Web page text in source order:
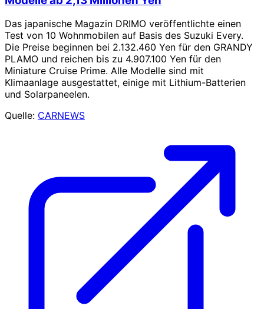
Das japanische Magazin DRIMO veröffentlichte einen
Test von 10 Wohnmobilen auf Basis des Suzuki Every.
Die Preise beginnen bei 2.132.460 Yen für den GRANDY
PLAMO und reichen bis zu 4.907.100 Yen für den
Miniature Cruise Prime. Alle Modelle sind mit
Klimaanlage ausgestattet, einige mit Lithium-Batterien
und Solarpaneelen.
Quelle: CARNEWS